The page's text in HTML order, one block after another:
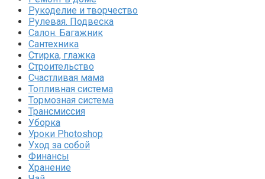
Рукоделие и творчество
Рулевая. Подвеска
Салон. Багажник
Сантехника
Стирка, глажка
Строительство
Счастливая мама
Топливная система
Тормозная система
Трансмиссия
Уборка
Уроки Photoshop
Уход за собой
Финансы
Хранение